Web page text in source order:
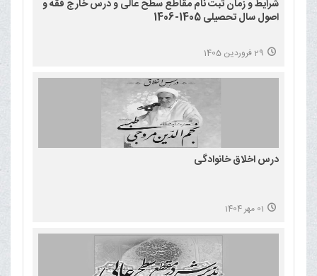
شرایط و زمان ثبت نام مقاطع سطح عالی و درس خارج فقه و
اصول سال تحصیلی 1405-1406
29 فروردین 1405
درس اخلاق خانوادگی
01 مهر 1404